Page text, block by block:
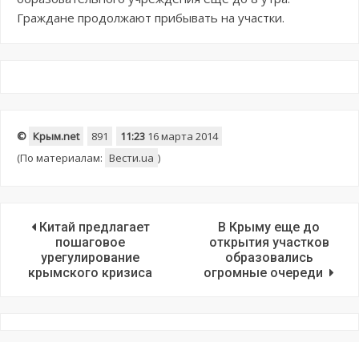
Граждане продолжают прибывать на участки.
© Крым.net 891 11:23 16 марта 2014
(По материалам: Вести.ua )
Китай предлагает
пошаговое
урегулирование
крымского кризиса
В Крыму еще до
открытия участков
образовались
огромные очереди